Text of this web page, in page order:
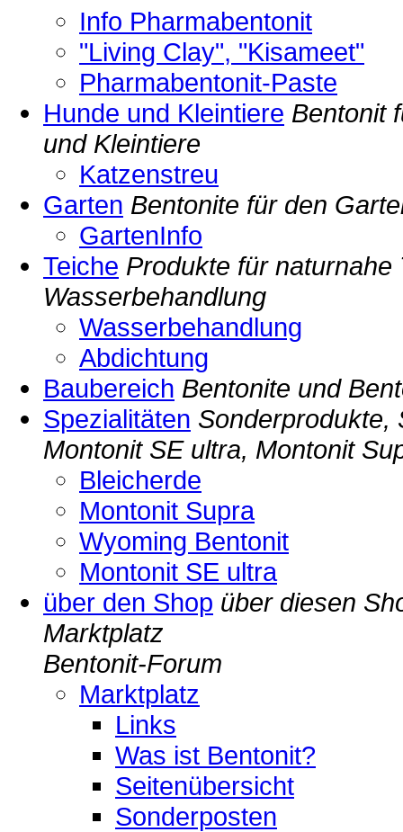
Info Pharmabentonit
"Living Clay", "Kisameet"
Pharmabentonit-Paste
Hunde und Kleintiere Bentonit
und Kleintiere
Katzenstreu
Garten Bentonite für den
GartenInfo
Teiche Produkte für naturnahe
Wasserbehandlung
Wasserbehandlung
Abdichtung
Baubereich Bentonite und
Spezialitäten Sonderprodukte,
Montonit SE ultra, Montonit
Bleicherde
Montonit Supra
Wyoming Bentonit
Montonit SE ultra
über den Shop über diesen
Marktplatz
Bentonit-Forum
Marktplatz
Links
Was ist Bentonit?
Seitenübersicht
Sonderposten